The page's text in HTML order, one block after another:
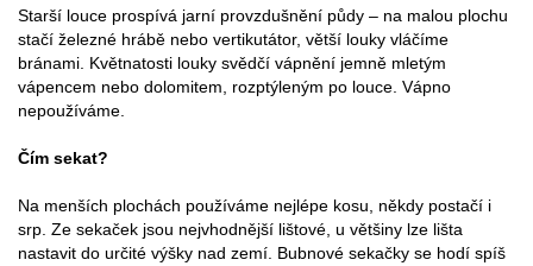
Starší louce prospívá jarní provzdušnění půdy – na malou plochu
stačí železné hrábě nebo vertikutátor, větší louky vláčíme
bránami. Květnatosti louky svědčí vápnění jemně mletým
vápencem nebo dolomitem, rozptýleným po louce. Vápno
nepoužíváme.
Čím sekat?
Na menších plochách používáme nejlépe kosu, někdy postačí i
srp. Ze sekaček jsou nejvhodnější lištové, u většiny lze lišta
nastavit do určité výšky nad zemí. Bubnové sekačky se hodí spíš